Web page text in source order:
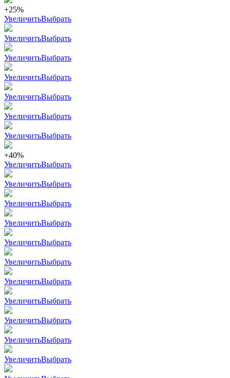
+25%
УвеличитьВыбрать
УвеличитьВыбрать
УвеличитьВыбрать
УвеличитьВыбрать
УвеличитьВыбрать
УвеличитьВыбрать
УвеличитьВыбрать
+40%
УвеличитьВыбрать
УвеличитьВыбрать
УвеличитьВыбрать
УвеличитьВыбрать
УвеличитьВыбрать
УвеличитьВыбрать
УвеличитьВыбрать
УвеличитьВыбрать
УвеличитьВыбрать
УвеличитьВыбрать
УвеличитьВыбрать